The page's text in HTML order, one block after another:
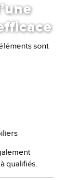
sont
qualifiés.